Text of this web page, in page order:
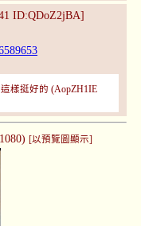
ID:QDoZ2jBA]
樣挺好的 (AopZH1IE
[以預覽圖顯示]